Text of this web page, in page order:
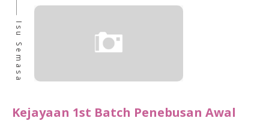
Isu Semasa
Kejayaan 1st Batch Penebusan Awal